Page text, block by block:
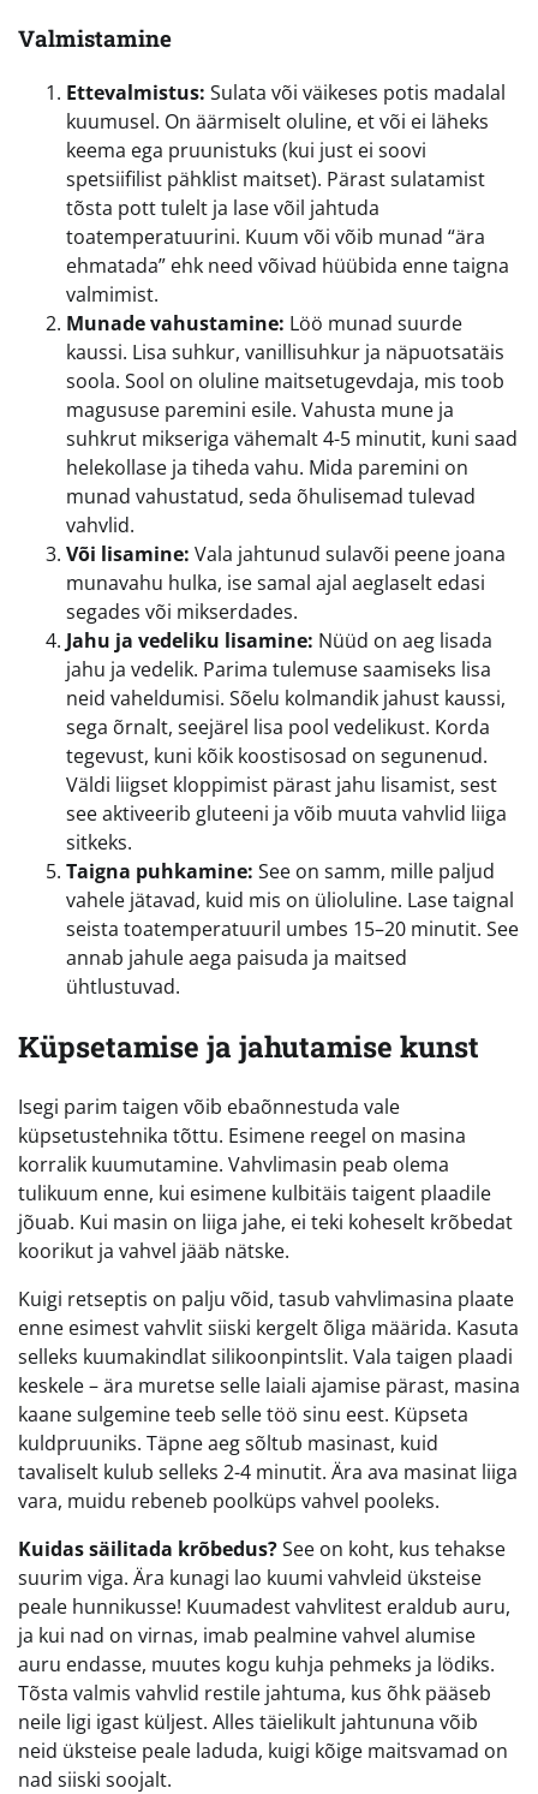
Valmistamine
Ettevalmistus: Sulata või väikeses potis madalal
kuumusel. On äärmiselt oluline, et või ei läheks
keema ega pruunistuks (kui just ei soovi
spetsiifilist pähklist maitset). Pärast sulatamist
tõsta pott tulelt ja lase võil jahtuda
toatemperatuurini. Kuum või võib munad “ära
ehmatada” ehk need võivad hüübida enne taigna
valmimist.
Munade vahustamine: Löö munad suurde
kaussi. Lisa suhkur, vanillisuhkur ja näpuotsatäis
soola. Sool on oluline maitsetugevdaja, mis toob
magususe paremini esile. Vahusta mune ja
suhkrut mikseriga vähemalt 4-5 minutit, kuni saad
helekollase ja tiheda vahu. Mida paremini on
munad vahustatud, seda õhulisemad tulevad
vahvlid.
Või lisamine: Vala jahtunud sulavõi peene joana
munavahu hulka, ise samal ajal aeglaselt edasi
segades või mikserdades.
Jahu ja vedeliku lisamine: Nüüd on aeg lisada
jahu ja vedelik. Parima tulemuse saamiseks lisa
neid vaheldumisi. Sõelu kolmandik jahust kaussi,
sega õrnalt, seejärel lisa pool vedelikust. Korda
tegevust, kuni kõik koostisosad on segunenud.
Väldi liigset kloppimist pärast jahu lisamist, sest
see aktiveerib gluteeni ja võib muuta vahvlid liiga
sitkeks.
Taigna puhkamine: See on samm, mille paljud
vahele jätavad, kuid mis on ülioluline. Lase taignal
seista toatemperatuuril umbes 15–20 minutit. See
annab jahule aega paisuda ja maitsed
ühtlustuvad.
Küpsetamise ja jahutamise kunst
Isegi parim taigen võib ebaõnnestuda vale
küpsetustehnika tõttu. Esimene reegel on masina
korralik kuumutamine. Vahvlimasin peab olema
tulikuum enne, kui esimene kulbitäis taigent plaadile
jõuab. Kui masin on liiga jahe, ei teki koheselt krõbedat
koorikut ja vahvel jääb nätske.
Kuigi retseptis on palju võid, tasub vahvlimasina plaate
enne esimest vahvlit siiski kergelt õliga määrida. Kasuta
selleks kuumakindlat silikoonpintslit. Vala taigen plaadi
keskele – ära muretse selle laiali ajamise pärast, masina
kaane sulgemine teeb selle töö sinu eest. Küpseta
kuldpruuniks. Täpne aeg sõltub masinast, kuid
tavaliselt kulub selleks 2-4 minutit. Ära ava masinat liiga
vara, muidu rebeneb poolküps vahvel pooleks.
Kuidas säilitada krõbedus?See on koht, kus tehakse
suurim viga. Ära kunagi lao kuumi vahvleid üksteise
peale hunnikusse! Kuumadest vahvlitest eraldub auru,
ja kui nad on virnas, imab pealmine vahvel alumise
auru endasse, muutes kogu kuhja pehmeks ja lödiks.
Tõsta valmis vahvlid restile jahtuma, kus õhk pääseb
neile ligi igast küljest. Alles täielikult jahtununa võib
neid üksteise peale laduda, kuigi kõige maitsvamad on
nad siiski soojalt.